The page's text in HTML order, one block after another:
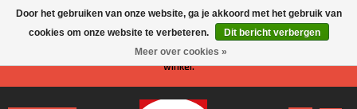
Let op: I.v.m. de zomervakantie is er minder personeel aanwezig in de
winkel.
Door het gebruiken van onze website, ga je akkoord met het gebruik van
cookies om onze website te verbeteren.
Dit bericht verbergen
Meer over cookies »